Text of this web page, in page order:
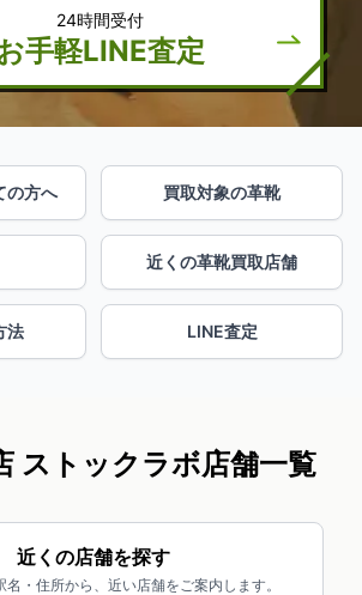
24時間受付
手軽LINE査定
の方へ 買取対象の革靴
近くの革靴買取店舗
法 LINE査定
ストックラボ店舗一覧
近くの店舗を探す
・住所から、近い店舗をご案内します。